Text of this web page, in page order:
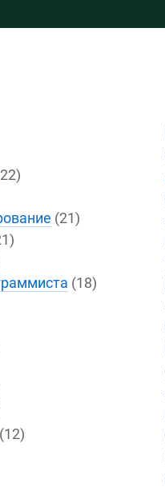
(21)
(18)
(12)